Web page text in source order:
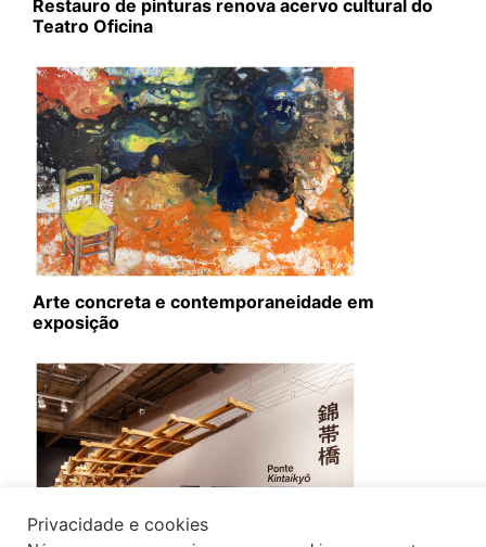
Restauro de pinturas renova acervo cultural do
Teatro Oficina
Arte concreta e contemporaneidade em
exposição
Privacidade e cookies